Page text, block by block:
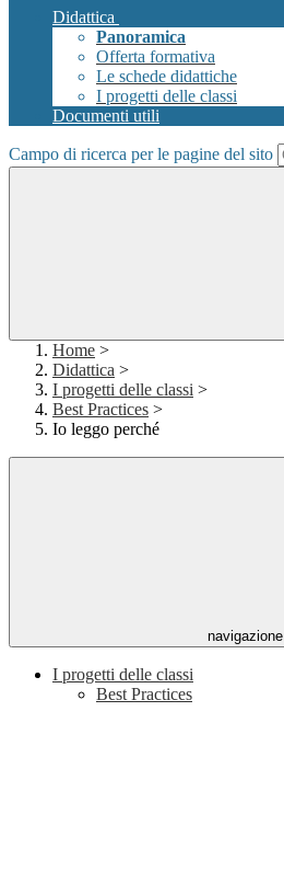
Didattica
Panoramica
Offerta formativa
Le schede didattiche
I progetti delle classi
Documenti utili
Campo di ricerca per le pagine del sito
Home >
Didattica >
I progetti delle classi >
Best Practices >
Io leggo perché
navigazione
I progetti delle classi
Best Practices